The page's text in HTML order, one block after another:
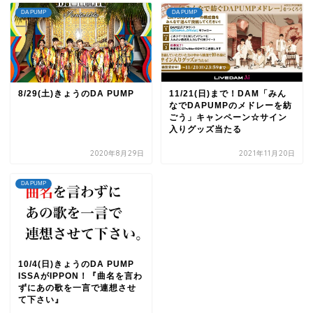
DA PUMP
8/29(土)きょうのDA PUMP
2020年8月29日
DA PUMP
11/21(日)まで！DAM「みん
なでDAPUMPのメドレーを紡
ごう」キャンペーン☆サイン
入りグッズ当たる
2021年11月20日
DA PUMP
10/4(日)きょうのDA PUMP
ISSAがIPPON！『曲名を言わ
ずにあの歌を一言で連想させ
て下さい』